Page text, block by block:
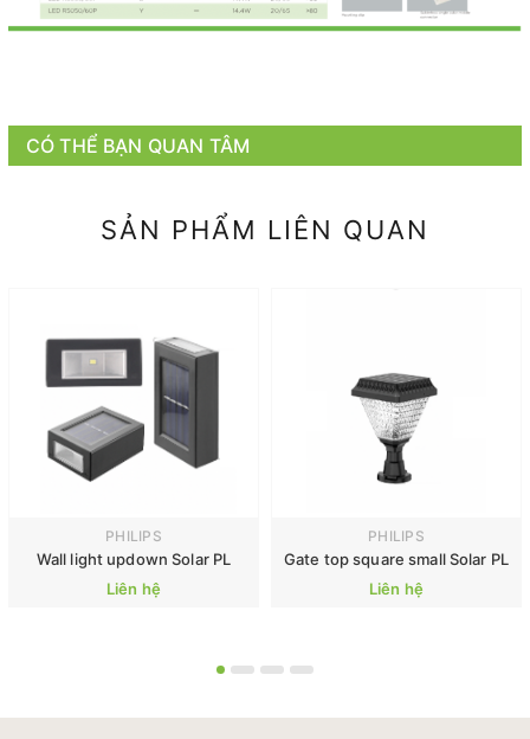
CÓ THỂ BẠN QUAN TÂM
SẢN PHẨM LIÊN QUAN
PHILIPS
Wall light updown Solar PL
Liên hệ
PHILIPS
Gate top square small Solar PL
Liên hệ